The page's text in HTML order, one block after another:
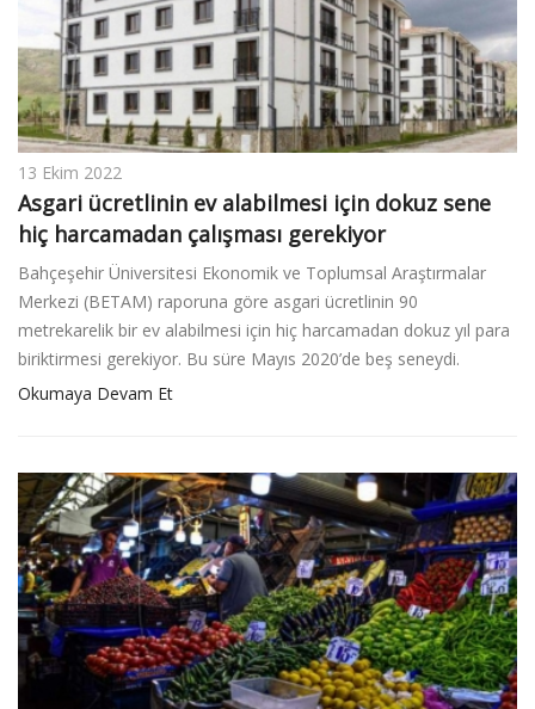
13 Ekim 2022
Asgari ücretlinin ev alabilmesi için dokuz sene
hiç harcamadan çalışması gerekiyor
Bahçeşehir Üniversitesi Ekonomik ve Toplumsal Araştırmalar
Merkezi (BETAM) raporuna göre asgari ücretlinin 90
metrekarelik bir ev alabilmesi için hiç harcamadan dokuz yıl para
biriktirmesi gerekiyor. Bu süre Mayıs 2020’de beş seneydi.
Okumaya Devam Et